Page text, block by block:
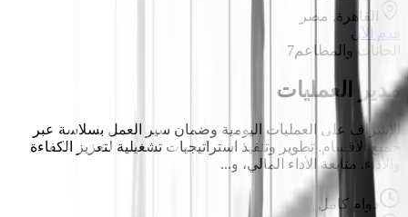
القاهرة, مصر
قدم الآن
الحانات والمطاعم7
مدير العمليات
الإشراف على العمليات اليومية وضمان سير العمل بسلاسة عبر
جميع الأقسام. تطوير وتنفيذ استراتيجيات تشغيلية لتعزيز الكفاءة
والأداء. متابعة الأداء المالي، و...
دوام كامل